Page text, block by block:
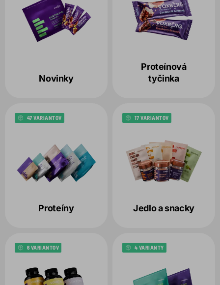
Novinky
Proteínová
tyčinka
Proteíny
47 VARIANTOV
Jedlo a snacky
17 VARIANTOV
6 VARIANTOV 4 VARIANTY
Akcia
Dostupné
Produkt
Zvolené filtre:
VARIANT:BROSKYŇA & MANDARÍNKA BALENIE:30G